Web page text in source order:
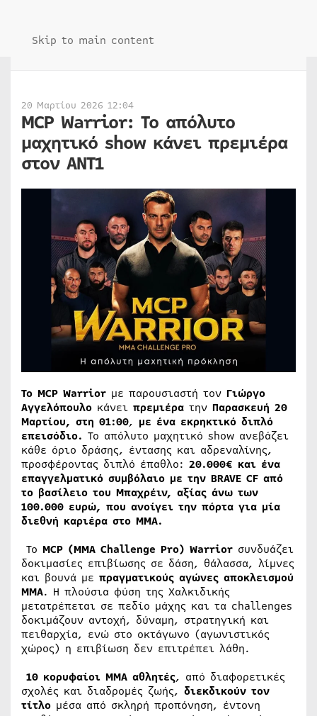
Skip to main content
20 Μαρτίου 2026 12:04
MCP Warrior: Το απόλυτο
μαχητικό show κάνει πρεμιέρα
στον ΑΝΤ1
Το MCP Warrior με παρουσιαστή τον Γιώργο
Αγγελόπουλο κάνει πρεμιέρα την Παρασκευή 20
Μαρτίου, στη 01:00, με ένα εκρηκτικό διπλό
επεισόδιο. Το απόλυτο μαχητικό show ανεβάζει
κάθε όριο δράσης, έντασης και αδρεναλίνης,
προσφέροντας διπλό έπαθλο: 20.000€ και ένα
επαγγελματικό συμβόλαιο με την BRAVE CF από
το βασίλειο του Μπαχρέιν, αξίας άνω των
100.000 ευρώ, που ανοίγει την πόρτα για μία
διεθνή καριέρα στο MMA.
Το MCP (MMA Challenge Pro) Warrior συνδυάζει
δοκιμασίες επιβίωσης σε δάση, θάλασσα, λίμνες
και βουνά με πραγματικούς αγώνες αποκλεισμού
MMA. Η πλούσια φύση της Χαλκιδικής
μετατρέπεται σε πεδίο μάχης και τα challenges
δοκιμάζουν αντοχή, δύναμη, στρατηγική και
πειθαρχία, ενώ στο οκτάγωνο (αγωνιστικός
χώρος) η επιβίωση δεν επιτρέπει λάθη.
10 κορυφαίοι MMA αθλητές, από διαφορετικές
σχολές και διαδρομές ζωής, διεκδικούν τον
τίτλο μέσα από σκληρή προπόνηση, έντονη